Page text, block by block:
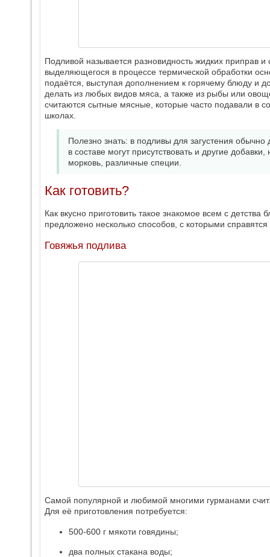
Подливой называется разновидность жидких приправ и
выделяющегося в процессе термической обработки
подаётся, выступая дополнением к горячему блюду и
делать из любых видов мяса, а также из рыбы или
считаются сытные мясные, которые часто подавали в
школах.
Полезно знать: в подливы для загустения
в составе могут присутствовать и другие
морковь, различные специи.
Как готовить?
Как вкусно приготовить такое знакомое всем с
предложено несколько способов, с которыми
Говяжья подлива
Самой популярной и любимой многими гурманами
Для её приготовления потребуется:
500-600 г мякоти говядины;
два полных стакана воды;